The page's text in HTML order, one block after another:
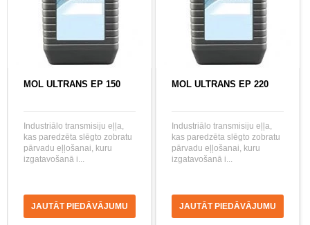
MOL ULTRANS EP 150
Industriālo transmisiju eļļa,
kas paredzēta slēgto zobratu
pārvadu eļļošanai, kuru
izgatavošanā i...
JAUTĀT PIEDĀVĀJUMU
MOL ULTRANS EP 220
Industriālo transmisiju eļļa,
kas paredzēta slēgto zobratu
pārvadu eļļošanai, kuru
izgatavošanā i...
JAUTĀT PIEDĀVĀJUMU